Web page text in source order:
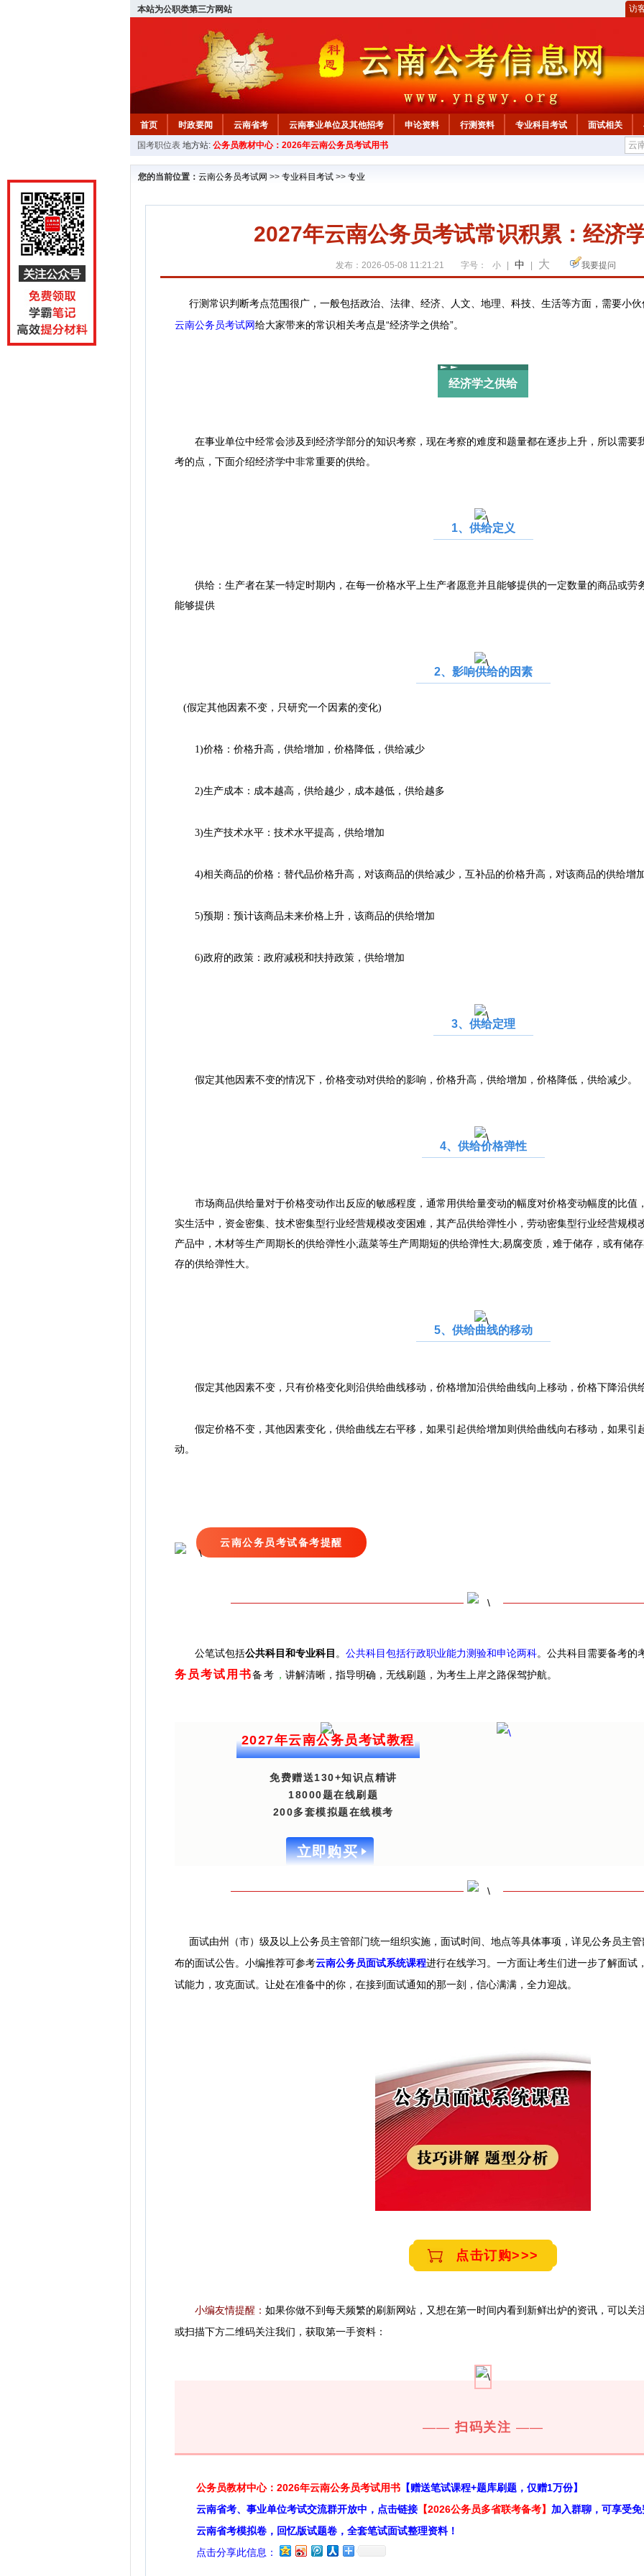
本站为公职类第三方网站 访
首页 时政要闻 云南省考 云南事业单位及其他招考 申论资料 行测资料 专业科目考试 面试相关
国考职位表 地方站: 公务员教材中心：2026年云南公务员考试用书
您的当前位置： 云南公务员考试网 >> 专业科目考试 >> 专业
2027年云南公务员考试常识积累：经济
发布：2026-05-08 11:21:21 字号： 小 中 大 我要提问
行测常识判断考点范围很广，一般包括政治、法律、经济、人文、地理、科技、生活等方面，需要小
云南公务员考试网给大家带来的常识相关考点是“经济学之供给”。
经济学之供给
在事业单位中经常会涉及到经济学部分的知识考察，现在考察的难度和题量都在逐步上升，所以需要
考的点，下面介绍经济学中非常重要的供给。
1、供给定义
供给：生产者在某一特定时期内，在每一价格水平上生产者愿意并且能够提供的一定数量的商品或劳
能够提供
2、影响供给的因素
(假定其他因素不变，只研究一个因素的变化)
1)价格：价格升高，供给增加，价格降低，供给减少
2)生产成本：成本越高，供给越少，成本越低，供给越多
3)生产技术水平：技术水平提高，供给增加
4)相关商品的价格：替代品价格升高，对该商品的供给减少，互补品的价格升高，对该商品的供给增
5)预期：预计该商品未来价格上升，该商品的供给增加
6)政府的政策：政府减税和扶持政策，供给增加
3、供给定理
假定其他因素不变的情况下，价格变动对供给的影响，价格升高，供给增加，价格降低，供给减少。
4、供给价格弹性
市场商品供给量对于价格变动作出反应的敏感程度，通常用供给量变动的幅度对价格变动幅度的比值
实生活中，资金密集、技术密集型行业经营规模改变困难，其产品供给弹性小，劳动密集型行业经营规模
产品中，木材等生产周期长的供给弹性小;蔬菜等生产周期短的供给弹性大;易腐变质，难于储存，或有储
存的供给弹性大。
5、供给曲线的移动
假定其他因素不变，只有价格变化则沿供给曲线移动，价格增加沿供给曲线向上移动，价格下降沿供
假定价格不变，其他因素变化，供给曲线左右平移，如果引起供给增加则供给曲线向右移动，如果引
动。
云南公务员考试备考提醒
公笔试包括公共科目和专业科目 。 公共科目包括行政职业能力测验和申论两科。 公共科目需要备考的
务员考试用书备考 ， 讲解清晰，指导明确，无线刷题，为考生上岸之路保驾护航。
2027年云南公务员考试教程
免费赠送130+知识点精讲
18000题在线刷题
200多套模拟题在线模考
立即购买
面试由州（市）级及以上公务员主管部门统一组织实施，面试时间、地点等具体事项，详见公务员主
布的面试公告。 小编推荐可参考云南公务员面试系统课程进行在线学习 。 一方面让考生们进一步了解面试
试能力，攻克面试。让处在准备中的你，在接到面试通知的那一刻，信心满满，全力迎战。
点击订购>>>
小编友情提醒： 如果你做不到每天频繁的刷新网站，又想在第一时间内看到新鲜出炉的资讯，可以关
或扫描下方二维码关注我们，获取第一手资料：
——扫码关注 ——
公务员教材中心：2026年云南公务员考试用书 【赠送笔试课程+题库刷题，仅赠1万份】
云南省考、事业单位考试交流群开放中，点击链接 【2026公务员多省联考备考】 加入群聊，可享受
云南省考模拟卷，回忆版试题卷，全套笔试面试整理资料！
点击分享此信息：